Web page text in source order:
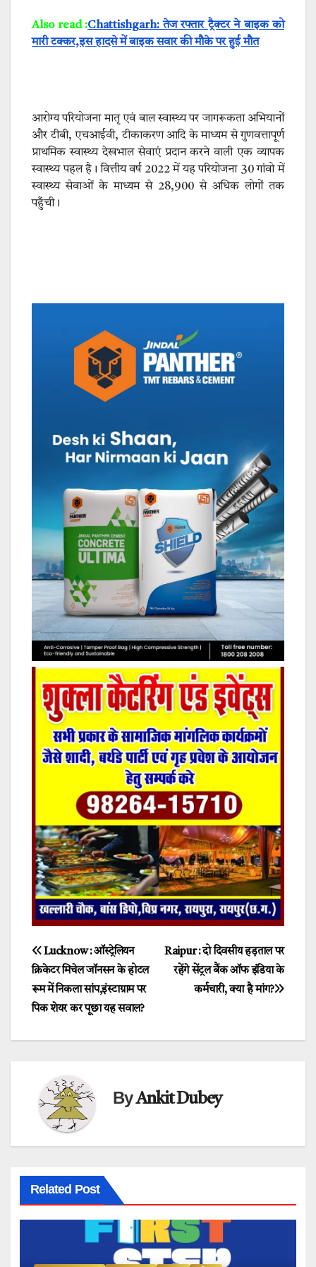
Also read :Chattishgarh: तेज रफ्तार ट्रैक्टर ने बाइक को
मारी टक्कर,इस हादसे में बाइक सवार की मौके पर हुई मौत
आरोग्य परियोजना मातृ एवं बाल स्वास्थ्य पर जागरूकता अभियानों
और टीबी, एचआईवी, टीकाकरण आदि के माध्यम से गुणवत्तापूर्ण
प्राथमिक स्वास्थ्य देखभाल सेवाएं प्रदान करने वाली एक व्यापक
स्वास्थ्य पहल है। वित्तीय वर्ष 2022 में यह परियोजना 30 गांवो में
स्वास्थ्य सेवाओं के माध्यम से 28,900 से अधिक लोगों तक
पहुँची।
Post
navigation
Raipur : दो दिवसीय हड़ताल पर
रहेंगे सेंट्रल बैंक ऑफ इंडिया के
कर्मचारी, क्या है मांग?
Lucknow : ऑस्ट्रेलियन
क्रिकेटर मिचेल जॉनसन के होटल
रूम में निकला सांप,इंस्टाग्राम पर
पिक शेयर कर पूछा यह सवाल?
ByAnkit Dubey
Related Post